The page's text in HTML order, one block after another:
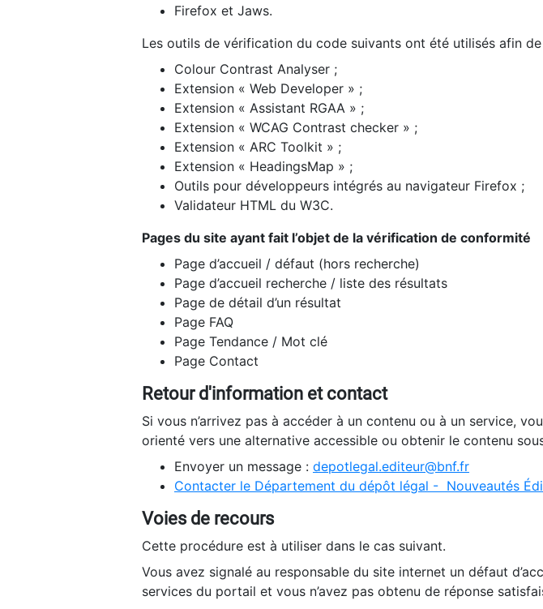
Firefox et Jaws.
Les outils de vérification du code suivants ont été utilisés afin
Colour Contrast Analyser ;
Extension « Web Developer » ;
Extension « Assistant RGAA » ;
Extension « WCAG Contrast checker » ;
Extension « ARC Toolkit » ;
Extension « HeadingsMap » ;
Outils pour développeurs intégrés au navigateur Firefox ;
Validateur HTML du W3C.
Pages du site ayant fait l’objet de la vérification de conformité
Page d’accueil / défaut (hors recherche)
Page d’accueil recherche / liste des résultats
Page de détail d’un résultat
Page FAQ
Page Tendance / Mot clé
Page Contact
Retour d'information et contact
Si vous n’arrivez pas à accéder à un contenu ou à un service,
orienté vers une alternative accessible ou obtenir le contenu
Envoyer un message : depotlegal.editeur@bnf.fr
Contacter le Département du dépôt légal - Nouveautés
Voies de recours
Cette procédure est à utiliser dans le cas suivant.
Vous avez signalé au responsable du site internet un défaut
services du portail et vous n’avez pas obtenu de réponse